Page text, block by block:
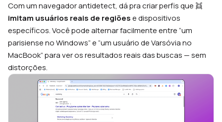
Com um navegador antidetect, dá pra criar perfis que 👯
imitam usuários reais de regiõese dispositivos
específicos. Você pode alternar facilmente entre “um
parisiense no Windows” e “um usuário de Varsóvia no
MacBook” para ver os resultados reais das buscas — sem
distorções.